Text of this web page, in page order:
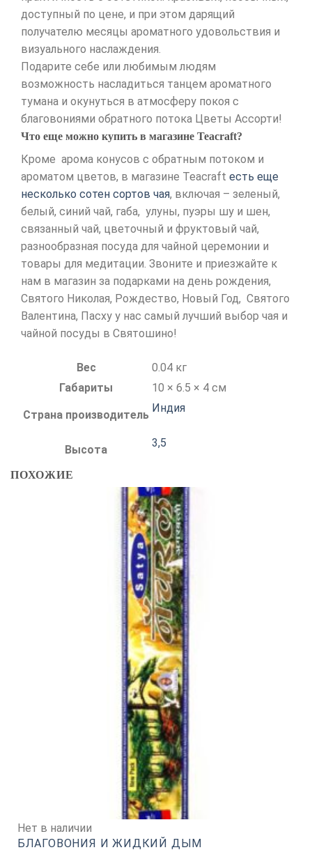
доступный по цене, и при этом дарящий
получателю месяцы ароматного удовольствия и
визуального наслаждения.
Подарите себе или любимым людям
возможность насладиться танцем ароматного
тумана и окунуться в атмосферу покоя с
благовониями обратного потока Цветы Ассорти!
Что еще можно купить в магазине Teacraft?
Кроме арома конусов с обратным потоком и
ароматом цветов, в магазине Teacraft есть еще
несколько сотен сортов чая, включая – зеленый,
белый, синий чай, габа, улуны, пуэры шу и шен,
связанный чай, цветочный и фруктовый чай,
разнообразная посуда для чайной церемонии и
товары для медитации. Звоните и приезжайте к
нам в магазин за подарками на день рождения,
Святого Николая, Рождество, Новый Год, Святого
Валентина, Пасху у нас самый лучший выбор чая и
чайной посуды в Святошино!
Вес
0.04 кг
Габариты
10 × 6.5 × 4 см
Страна производитель
Индия
Высота
3,5
ПОХОЖИЕ
Нет в наличии
БЛАГОВОНИЯ И ЖИДКИЙ ДЫМ